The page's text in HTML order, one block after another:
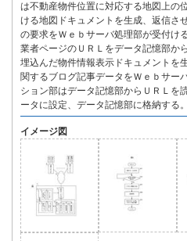
は不動産物件位置に対応する地図上の
ける地図ドキュメントを生成、返信さ
の要求をＷｅｂサーバ処理部が受付け
業者ページのＵＲＬをデータ記憶部か
埋込んだ物件情報表示ドキュメントを
関するブログ記事データをＷｅｂサー
ション部はデータ記憶部からＵＲＬを
ータに設定、データ記憶部に格納する。
イメージ図